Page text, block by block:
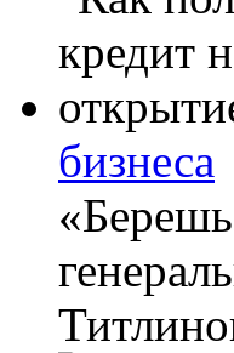
бизнеса